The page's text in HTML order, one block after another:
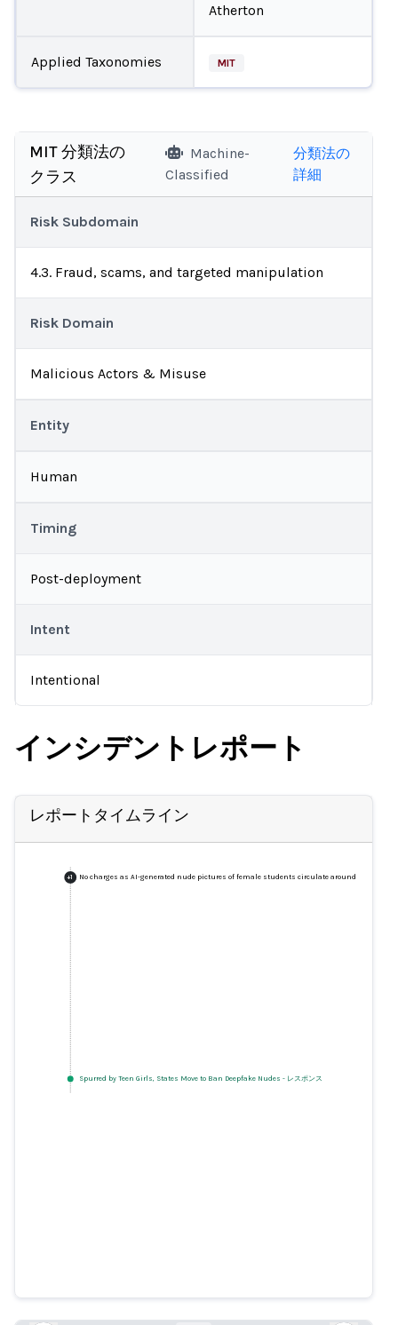
Atherton
Applied Taxonomies MIT
MIT 分類法の
クラス
Machine-
Classified
分類法の
詳細
Risk Subdomain
4.3. Fraud, scams, and targeted manipulation
Risk Domain
Malicious Actors & Misuse
Entity
Human
Timing
Post-deployment
Intent
Intentional
インシデントレポート
レポートタイムライン
+1 No charges as AI-generated nude pictures of female students circulate around Issaquah
Spurred by Teen Girls, States Move to Ban Deepfake Nudes - レスポンス